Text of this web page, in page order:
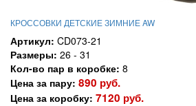
КРОССОВКИ ДЕТСКИЕ ЗИМНИЕ AW
Артикул: CD073-21
Размеры: 26 - 31
Кол-во пар в коробке: 8
Цена за пару: 890 руб.
Цена за коробку: 7120 руб.